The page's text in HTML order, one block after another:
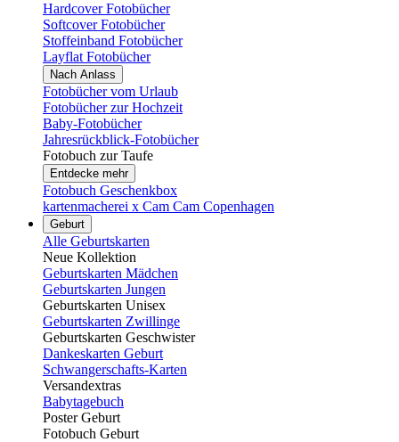
Hardcover Fotobücher
Softcover Fotobücher
Stoffeinband Fotobücher
Layflat Fotobücher
Nach Anlass
Fotobücher vom Urlaub
Fotobücher zur Hochzeit
Baby-Fotobücher
Jahresrückblick-Fotobücher
Fotobuch zur Taufe
Entdecke mehr
Fotobuch Geschenkbox
kartenmacherei x Cam Cam Copenhagen
Geburt
Alle Geburtskarten
Neue Kollektion
Geburtskarten Mädchen
Geburtskarten Jungen
Geburtskarten Unisex
Geburtskarten Zwillinge
Geburtskarten Geschwister
Dankeskarten Geburt
Schwangerschafts-Karten
Versandextras
Babytagebuch
Poster Geburt
Fotobuch Geburt